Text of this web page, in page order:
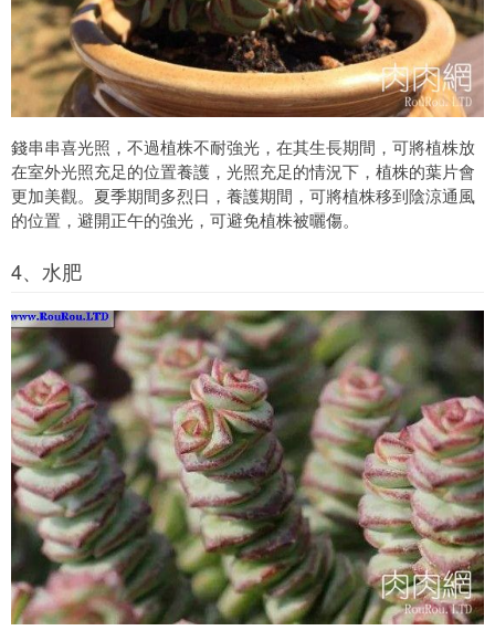
錢串串喜光照，不過植株不耐強光，在其生長期間，可將植株放
在室外光照充足的位置養護，光照充足的情況下，植株的葉片會
更加美觀。夏季期間多烈日，養護期間，可將植株移到陰涼通風
的位置，避開正午的強光，可避免植株被曬傷。
4、水肥